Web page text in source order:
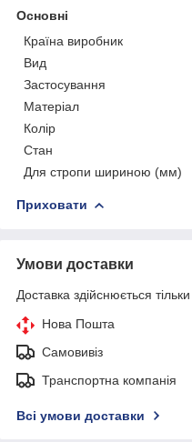
Основні
Країна виробник
Вид
Застосування
Матеріал
Колір
Стан
Для стропи шириною (мм)
Приховати
Умови доставки
Доставка здійснюється
Нова Пошта
Самовивіз
Транспортна компанія
Всі умови доставки